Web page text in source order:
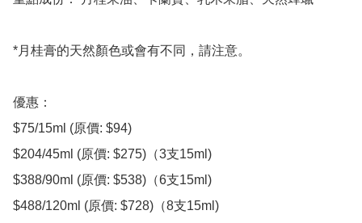
*月桂膏的天然顏色或會有不同，請注意。
優惠：
$75/15ml (原價: $94)
$204/45ml (原價: $275)（3支15ml)
$388/90ml (原價: $538)（6支15ml)
$488/120ml (原價: $728)（8支15ml)